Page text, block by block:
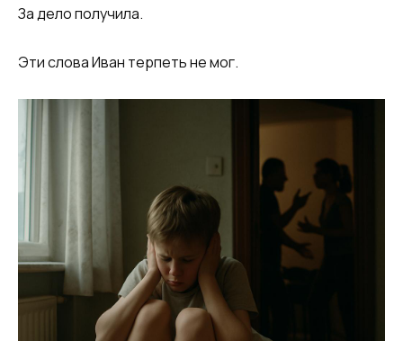
За дело получила.
Эти слова Иван терпеть не мог.